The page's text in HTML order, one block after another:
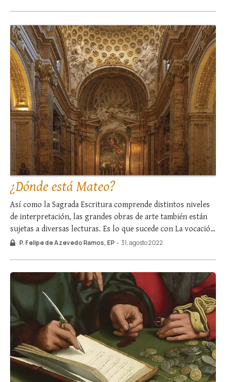
¿Dónde está Mateo?
Así como la Sagrada Escritura comprende distintos niveles
de interpretación, las grandes obras de arte también están
sujetas a diversas lecturas. Es lo que sucede con La vocación
de San Mateo, de Caravaggio. En ese óleo se distinguen dos
P. Felipe de Azevedo Ramos, EP - 31, agosto 2022